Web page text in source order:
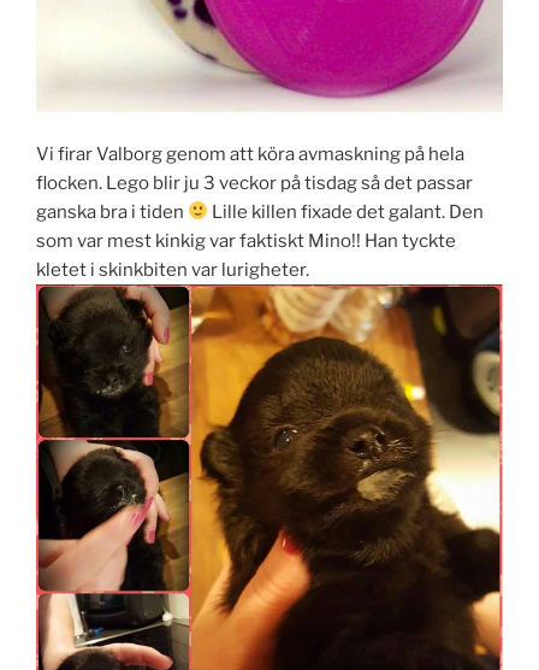
Vi firar Valborg genom att köra avmaskning på hela
flocken. Lego blir ju 3 veckor på tisdag så det passar
ganska bra i tiden
Lille killen fixade det galant. Den
som var mest kinkig var faktiskt Mino!! Han tyckte
kletet i skinkbiten var lurigheter.